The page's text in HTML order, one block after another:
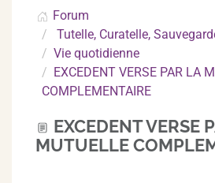
Forum
Tutelle, Curatelle,
Vie quotidienne
EXCEDENT VERSE PAR LA
COMPLEMENTAIRE
EXCEDENT VERSE
MUTUELLE